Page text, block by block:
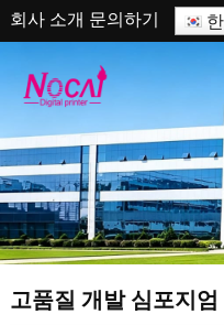
회사 소개 문의하기 한
고품질 개발 심포지엄